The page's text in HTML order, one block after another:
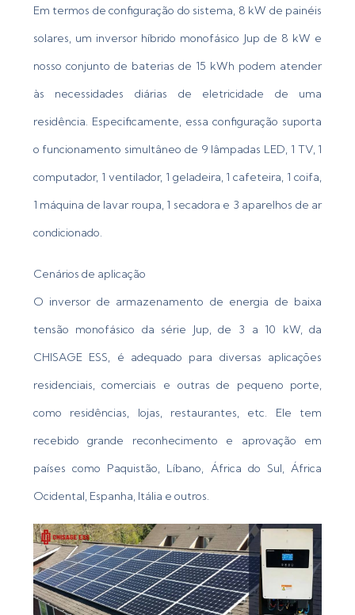
Em termos de configuração do sistema, 8 kW de painéis
solares, um inversor híbrido monofásico Jup de 8 kW e
nosso conjunto de baterias de 15 kWh podem atender
às necessidades diárias de eletricidade de uma
residência. Especificamente, essa configuração suporta
o funcionamento simultâneo de 9 lâmpadas LED, 1 TV, 1
computador, 1 ventilador, 1 geladeira, 1 cafeteira, 1 coifa,
1 máquina de lavar roupa, 1 secadora e 3 aparelhos de ar
condicionado.
Cenários de aplicação
O inversor de armazenamento de energia de baixa
tensão monofásico da série Jup, de 3 a 10 kW, da
CHISAGE ESS, é adequado para diversas aplicações
residenciais, comerciais e outras de pequeno porte,
como residências, lojas, restaurantes, etc. Ele tem
recebido grande reconhecimento e aprovação em
países como Paquistão, Líbano, África do Sul, África
Ocidental, Espanha, Itália e outros.